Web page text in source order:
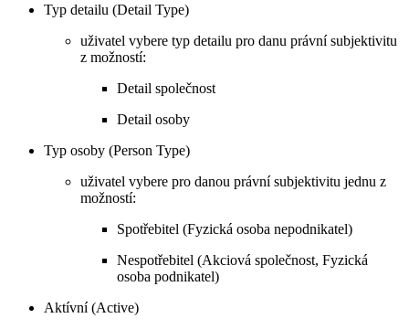
Typ detailu (Detail Type)
uživatel vybere typ detailu pro danu právní subjektivitu
z možností:
Detail společnost
Detail osoby
Typ osoby (Person Type)
uživatel vybere pro danou právní subjektivitu jednu z
možností:
Spotřebitel (Fyzická osoba nepodnikatel)
Nespotřebitel (Akciová společnost, Fyzická
osoba podnikatel)
Aktívní (Active)